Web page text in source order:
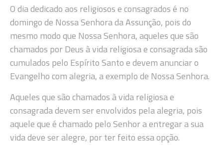
O dia dedicado aos religiosos e consagrados é no
domingo de Nossa Senhora da Assunção, pois do
mesmo modo que Nossa Senhora, aqueles que são
chamados por Deus à vida religiosa e consagrada são
cumulados pelo Espírito Santo e devem anunciar o
Evangelho com alegria, a exemplo de Nossa Senhora.
Aqueles que são chamados à vida religiosa e
consagrada devem ser envolvidos pela alegria, pois
aquele que é chamado pelo Senhor a entregar a sua
vida deve ser alegre, por ter feito essa opção.